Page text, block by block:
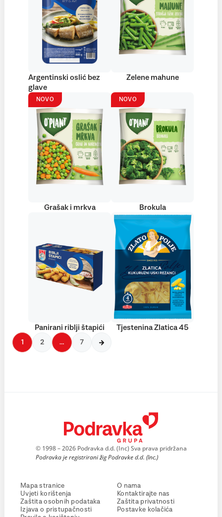
Argentinski oslić bez
glave
Zelene mahune
NOVO
Grašak i mrkva
NOVO
Brokula
Panirani riblji štapići Tjestenina Zlatica 45
1 2 … 7
© 1998 – 2026 Podravka d.d. (Inc) Sva prava pridržana
Podravka je registrirani žig Podravke d.d. (Inc.)
Mapa stranice
Uvjeti korištenja
Zaštita osobnih podataka
Izjava o pristupačnosti
O nama
Kontaktirajte nas
Zaštita privatnosti
Postavke kolačića